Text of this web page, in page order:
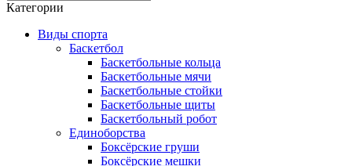
Категории
Виды спорта
Баскетбол
Баскетбольные кольца
Баскетбольные мячи
Баскетбольные стойки
Баскетбольные щиты
Баскетбольный робот
Единоборства
Боксёрские груши
Боксёрские мешки